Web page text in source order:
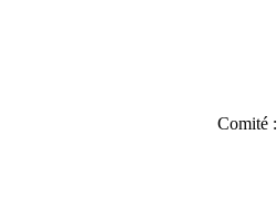
Comité